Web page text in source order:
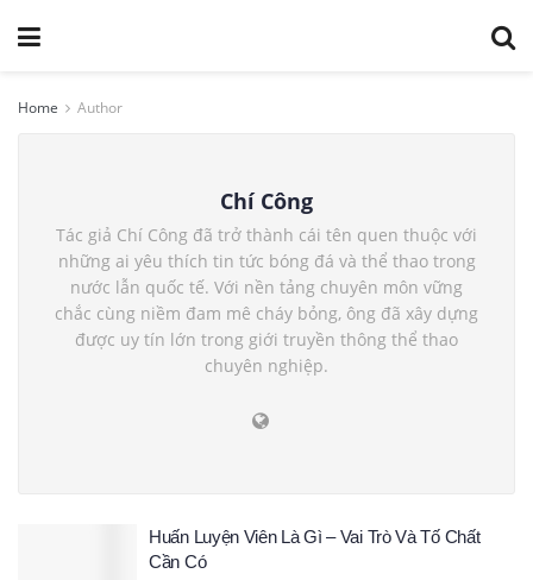
Home Author
Chí Công
Tác giả Chí Công đã trở thành cái tên quen thuộc với
những ai yêu thích tin tức bóng đá và thể thao trong
nước lẫn quốc tế. Với nền tảng chuyên môn vững
chắc cùng niềm đam mê cháy bỏng, ông đã xây dựng
được uy tín lớn trong giới truyền thông thể thao
chuyên nghiệp.
Huấn Luyện Viên Là Gì – Vai Trò Và Tố Chất
Cần Có